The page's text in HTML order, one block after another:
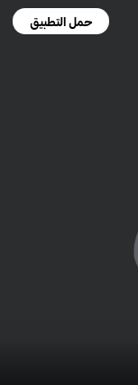
حمل التطبيق